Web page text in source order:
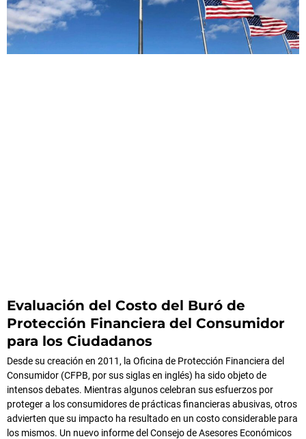
Evaluación del Costo del Buró de
Protección Financiera del Consumidor
para los Ciudadanos
Desde su creación en 2011, la Oficina de Protección Financiera del
Consumidor (CFPB, por sus siglas en inglés) ha sido objeto de
intensos debates. Mientras algunos celebran sus esfuerzos por
proteger a los consumidores de prácticas financieras abusivas, otros
advierten que su impacto ha resultado en un costo considerable para
los mismos. Un nuevo informe del Consejo de Asesores Económicos